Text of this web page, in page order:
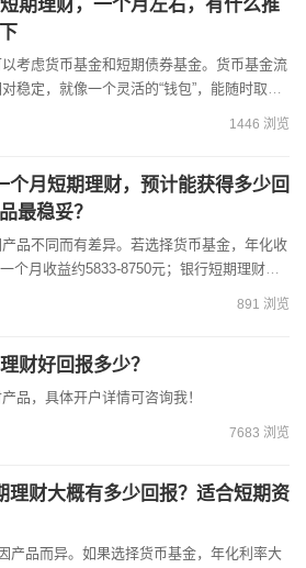
期理财，一个月左右，有什么推
考虑货币基金和短期债券基金。货币基金流
稳定，就像一个灵活的“钱包”，能随时取用
于短期债券，收益可能比货币基...
1446 浏览
个月短期理财，预计能获得多少回
最稳妥？
品不同而有差异。若选择货币基金，年化收
个月收益约5833-8750元；银行短期理财产
一个月收...
891 浏览
财好回报多少？
品，具体开户详情可咨询我！
7683 浏览
理财大概有多少回报？适合短期资
产品而异。如果选择货币基金，年化利率大